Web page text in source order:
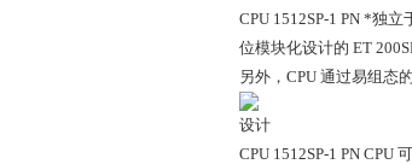
CPU 1512SP-1 PN *独
位模块化设计的 ET
另外，CPU 通过易组态
设计
CPU 1512SP-1 PN CPU